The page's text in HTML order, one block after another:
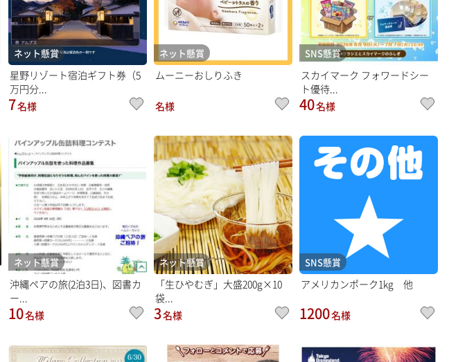
ネット懸賞
星野リゾート宿泊ギフト券（5
万円分...
7名様
ネット懸賞
ムーニーおしりふき
名様
SNS懸賞
スカイマーク フォワードシー
ト優待...
40名様
ネット懸賞
沖縄ペアの旅(2泊3日)、図書カ
ー...
10名様
ネット懸賞
「生ひやむぎ」大盛200g×10
袋...
3名様
SNS懸賞
アメリカンポーク1kg 他
1200名様